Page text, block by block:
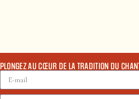
PLONGEZ AU CŒUR DE LA TRADITION DU